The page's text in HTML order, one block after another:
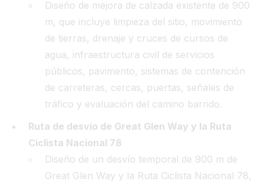
Diseño de mejora de calzada existente de 900
m, que incluye limpieza del sitio, movimiento
de tierras, drenaje y cruces de cursos de
agua, infraestructura civil de servicios
públicos, pavimento, sistemas de contención
de carreteras, cercas, puertas, señales de
tráfico y evaluación del camino barrido.
Ruta de desvío de Great Glen Way y la Ruta
Ciclista Nacional 78
Diseño de un desvío temporal de 900 m de
Great Glen Way y la Ruta Ciclista Nacional 78,